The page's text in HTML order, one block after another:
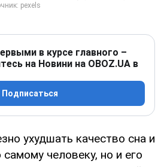
в курсе главного –
на Новини на OBOZ.UA в
Подписаться
ухудшать качество сна и
человеку, но и его